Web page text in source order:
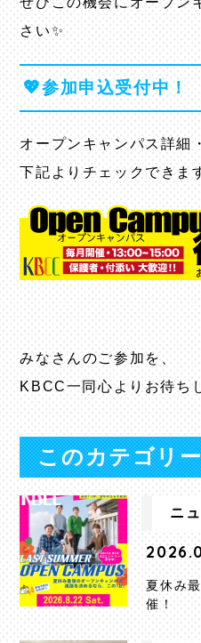
さい✨
💖参加申込受付中！
オープンキャンパス詳細
下記よりチェックできま
みなさんのご参加を、
KBCC一同心よりお待ち
このカテゴリ
ニ
夏休み
催！